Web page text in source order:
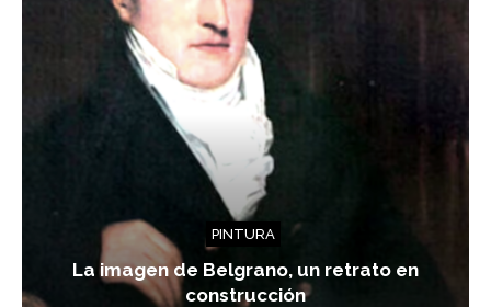
PINTURA
La imagen de Belgrano, un retrato en
construcción